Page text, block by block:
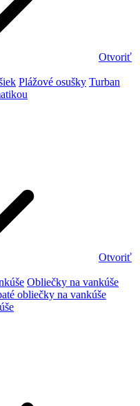
Otvoriť
Plážové osušky Turban
Otvoriť
Obliečky na vankúše
obliečky na vankúše